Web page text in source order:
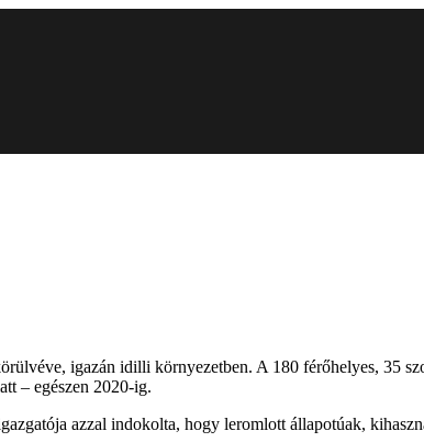
igazán idilli környezetben. A 180 férőhelyes, 35
– egészen 2020-ig.
azzal indokolta, hogy leromlott állapotúak,